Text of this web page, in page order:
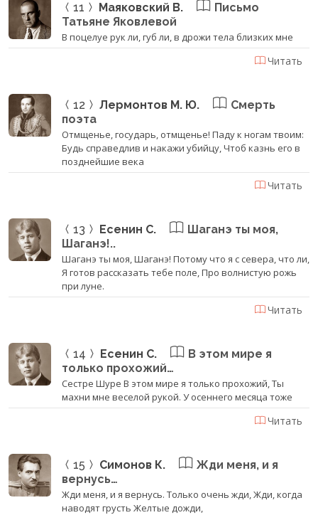
11 Маяковский В.
Письмо
Татьяне Яковлевой
В поцелуе рук ли, губ ли, в дрожи тела близких мне
Читать
12 Лермонтов М. Ю.
Смерть
поэта
Отмщенье, государь, отмщенье! Паду к ногам твоим:
Будь справедлив и накажи убийцу, Чтоб казнь его в
позднейшие века
Читать
13 Есенин С.
Шаганэ ты моя,
Шаганэ!..
Шаганэ ты моя, Шаганэ! Потому что я с севера, что ли,
Я готов рассказать тебе поле, Про волнистую рожь
при луне.
Читать
14 Есенин С.
В этом мире я
только прохожий…
Сестре Шуре В этом мире я только прохожий, Ты
махни мне веселой рукой. У осеннего месяца тоже
Читать
15 Симонов К.
Жди меня, и я
вернусь…
Жди меня, и я вернусь. Только очень жди, Жди, когда
наводят грусть Желтые дожди,